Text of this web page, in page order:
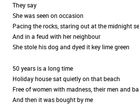
They say
She was seen on occasion
Pacing the rocks, staring out at the midnight
And in a feud with her neighbour
She stole his dog and dyed it key lime green
50 years is a long time
Holiday house sat quietly on that beach
Free of women with madness, their men and
And then it was bought by me